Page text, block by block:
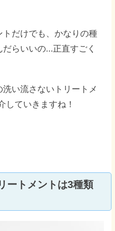
だけでも、かなりの種
らいいの…正直すごく
い流さないトリートメ
していきますね！
ートメントは3種類